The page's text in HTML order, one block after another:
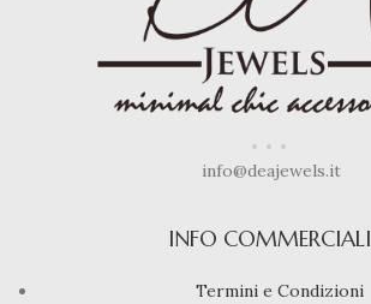
info@deajewels.it
INFO COMMERCIALI
Termini e Condizioni